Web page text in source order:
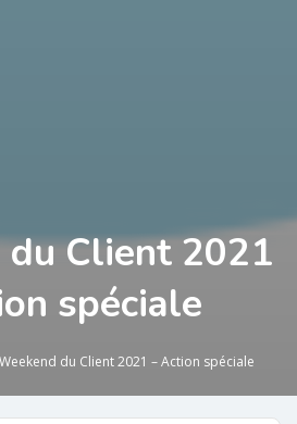
du Client 2021
spéciale
Weekend du Client 2021 – Action spéciale